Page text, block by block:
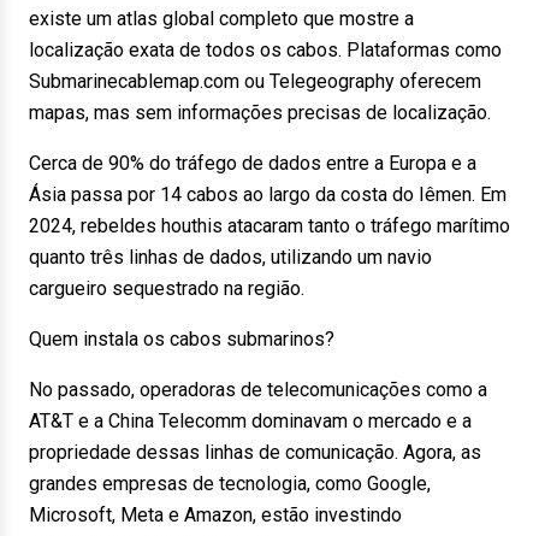
existe um atlas global completo que mostre a
localização exata de todos os cabos. Plataformas como
Submarinecablemap.com ou Telegeography oferecem
mapas, mas sem informações precisas de localização.
Cerca de 90% do tráfego de dados entre a Europa e a
Ásia passa por 14 cabos ao largo da costa do Iêmen. Em
2024, rebeldes houthis atacaram tanto o tráfego marítimo
quanto três linhas de dados, utilizando um navio
cargueiro sequestrado na região.
Quem instala os cabos submarinos?
No passado, operadoras de telecomunicações como a
AT&T e a China Telecomm dominavam o mercado e a
propriedade dessas linhas de comunicação. Agora, as
grandes empresas de tecnologia, como Google,
Microsoft, Meta e Amazon, estão investindo